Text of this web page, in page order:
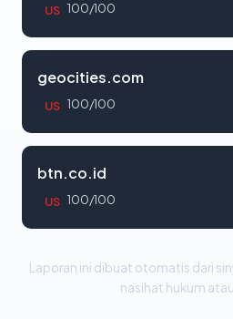
US 100/100
geocities.com
US 100/100
btn.co.id
US 100/100
Laporan ini dibuat otomatis dari
nasihat hukum